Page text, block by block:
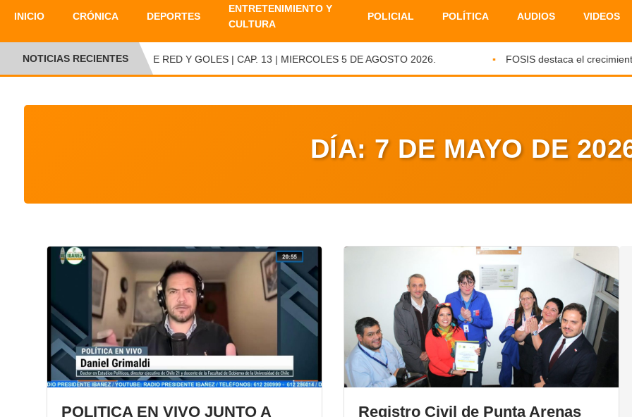
INICIO CRÓNICA DEPORTES
ENTRETENIMIENTO Y
CULTURA
POLICIAL POLÍTICA AUDIOS VIDEOS
NOTICIAS RECIENTESENTRE RED Y GOLES | CAP. 13 | MIERCOLES 5 DE AGOSTO 2026. FOSIS destaca el crecimiento
DÍA: 7 DE MAYO DE
POLITICA EN VIVO JUNTO A Registro Civil de Punta Arenas